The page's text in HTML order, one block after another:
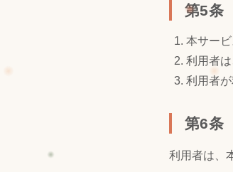
第5条
本サー
利用者
利用者
第6条
利用者は、